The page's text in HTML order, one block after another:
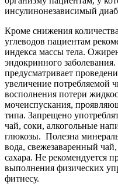
инсулинонезависимый
Кроме снижения
углеводов пациентам
индекса массы тела.
эндокринного
предусматривает
увеличение потребляемой
восполнения потери
мочеиспускания,
типа. Запрещено
чай, соки, алкогольные
глюкозы. Полезна
вода, свежезаваренный
сахара. Не рекомендуется
выполнения физических
фитнесу.